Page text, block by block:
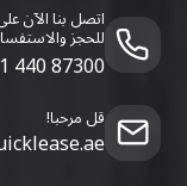
اتصل بنا الآن على
للحجز
440 87300
قل مرحبا!